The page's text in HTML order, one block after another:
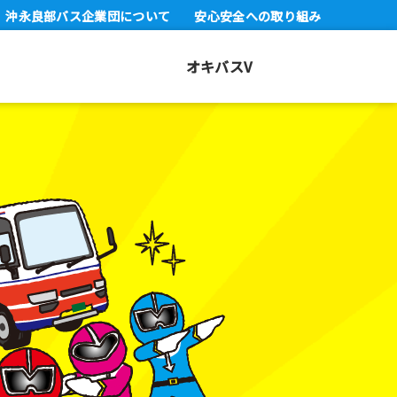
沖永良部バス企業団について 安心安全への取り組み
オキバスV